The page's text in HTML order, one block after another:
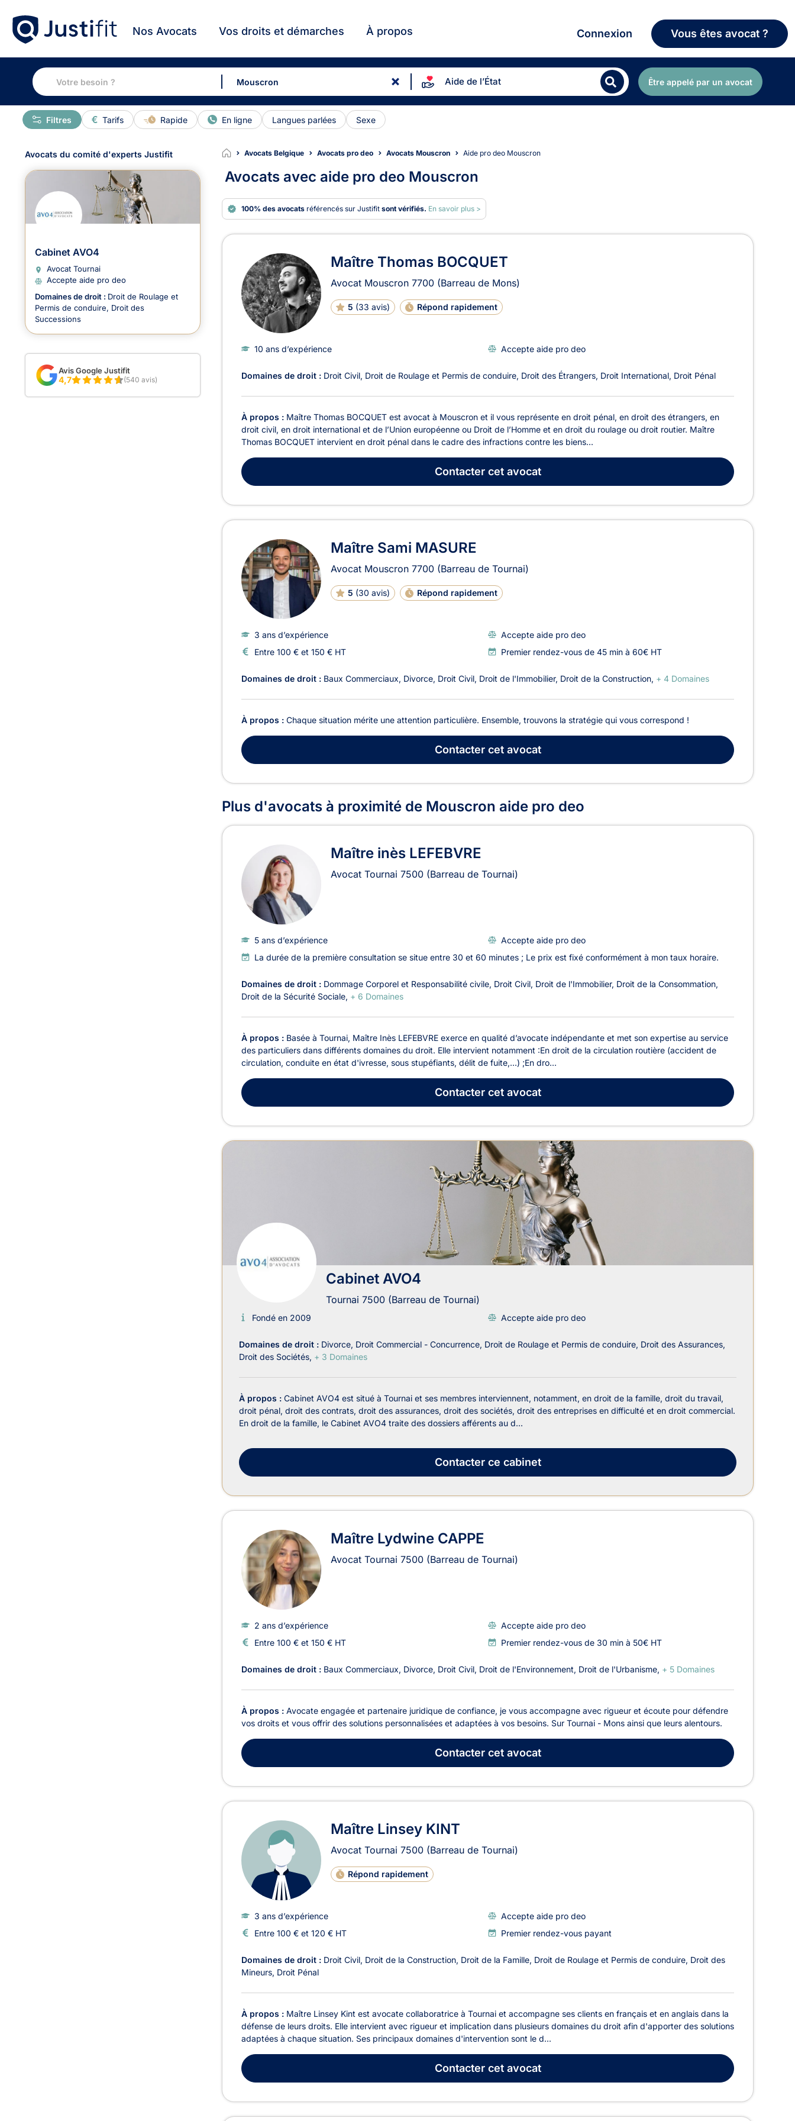
Nos Avocats Vos droits et démarches À propos Connexion Vous êtes avocat ?
Aide de l’État Être appelé par un avocat
Tarifs Rapide En ligne Langues parlées Sexe
Filtres
Avocats Belgique Avocats pro deo Avocats Mouscron Aide pro deo Mouscron
Avocats avec aide pro deo Mouscron
100% des avocats référencés sur Justifit sont vérifiés. En savoir plus >
Avocats à Mouscron
Maître Thomas BOCQUET
Avocat Mouscron 7700 (Barreau de Mons)
5 (33 avis) Répond rapidement
10 ans d’expérience Accepte aide pro deo
Domaines de droit : Droit Civil Droit de Roulage et Permis de conduire Droit des Étrangers Droit International Droit Pénal
À propos : Maître Thomas BOCQUET est avocat à Mouscron et il vous représente en droit pénal, en droit des étrangers, en
droit civil, en droit international et de l’Union européenne ou Droit de l’Homme et en droit du roulage ou droit routier. Maître
Thomas BOCQUET intervient en droit pénal dans le cadre des infractions contre les biens...
Contactercet avocat
Maître Sami MASURE
Avocat Mouscron 7700 (Barreau de Tournai)
5 (30 avis) Répond rapidement
3 ans d’expérience
Accepte aide pro deo
Entre 100 € et 150 € HT
Premier rendez-vous de 45 min à 60€ HT
Domaines de droit : Baux Commerciaux Divorce Droit Civil Droit de l'Immobilier Droit de la Construction + 4 Domaines
À propos : Chaque situation mérite une attention particulière. Ensemble, trouvons la stratégie qui vous correspond !
Contactercet avocat
Plus d'avocats à proximité de Mouscron aide pro deo
Maître inès LEFEBVRE
Avocat Tournai 7500 (Barreau de Tournai)
5 ans d’expérience
Accepte aide pro deo
La durée de la première consultation se situe entre 30 et 60 minutes ; Le prix est fixé conformément à mon taux horaire.
Domaines de droit : Dommage Corporel et Responsabilité civile Droit Civil Droit de l'Immobilier Droit de la Consommation
Droit de la Sécurité Sociale + 6 Domaines
À propos : Basée à Tournai, Maître Inès LEFEBVRE exerce en qualité d’avocate indépendante et met son expertise au service
des particuliers dans différents domaines du droit. Elle intervient notamment :En droit de la circulation routière (accident de
circulation, conduite en état d'ivresse, sous stupéfiants, délit de fuite,...) ;En dro...
Contactercet avocat
Cabinet AVO4
Tournai 7500 (Barreau de Tournai)
Fondé en 2009 Accepte aide pro deo
Domaines de droit : Divorce Droit Commercial - Concurrence Droit de Roulage et Permis de conduire Droit des Assurances
Droit des Sociétés + 3 Domaines
À propos : Cabinet AVO4 est situé à Tournai et ses membres interviennent, notamment, en droit de la famille, droit du travail,
droit pénal, droit des contrats, droit des assurances, droit des sociétés, droit des entreprises en difficulté et en droit commercial.
En droit de la famille, le Cabinet AVO4 traite des dossiers afférents au d...
Contacterce cabinet
Maître Lydwine CAPPE
Avocat Tournai 7500 (Barreau de Tournai)
2 ans d’expérience
Accepte aide pro deo
Entre 100 € et 150 € HT
Premier rendez-vous de 30 min à 50€ HT
Domaines de droit : Baux Commerciaux Divorce Droit Civil Droit de l'Environnement Droit de l'Urbanisme + 5 Domaines
À propos : Avocate engagée et partenaire juridique de confiance, je vous accompagne avec rigueur et écoute pour défendre
vos droits et vous offrir des solutions personnalisées et adaptées à vos besoins. Sur Tournai - Mons ainsi que leurs alentours.
Contactercet avocat
Maître Linsey KINT
Avocat Tournai 7500 (Barreau de Tournai)
Répond rapidement
3 ans d’expérience
Accepte aide pro deo
Entre 100 € et 120 € HT
Premier rendez-vous payant
Domaines de droit : Droit Civil Droit de la Construction Droit de la Famille Droit de Roulage et Permis de conduire Droit des
Mineurs Droit Pénal
À propos : Maître Linsey Kint est avocate collaboratrice à Tournai et accompagne ses clients en français et en anglais dans la
défense de leurs droits. Elle intervient avec rigueur et implication dans plusieurs domaines du droit afin d'apporter des solutions
adaptées à chaque situation. Ses principaux domaines d'intervention sont le d...
Contactercet avocat
Avocats du comité d'experts Justifit
Cabinet AVO4
Avocat Tournai
Accepte aide pro deo
Domaines de droit : Droit de Roulage et
Permis de conduire
Droit des
Successions
Avis Google Justifit
4,7 (540 avis)